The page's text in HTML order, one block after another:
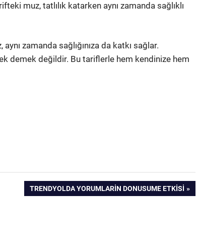
muz, tatlılık katarken aynı zamanda sağlıklı
zamanda sağlığınıza da katkı sağlar.
demek değildir. Bu tariflerle hem kendinize hem
NEXT
TRENDYOLDA YORUMLARIN DONUSUME ETKISI